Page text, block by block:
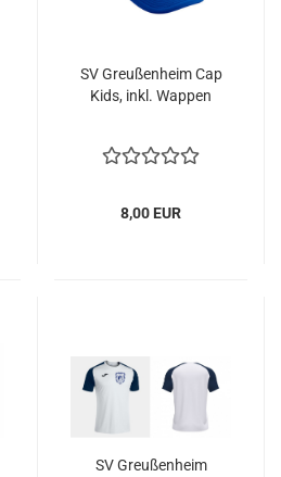
SV Greußenheim Cap
Kids, inkl. Wappen
8,00 EUR
SV Greußenheim